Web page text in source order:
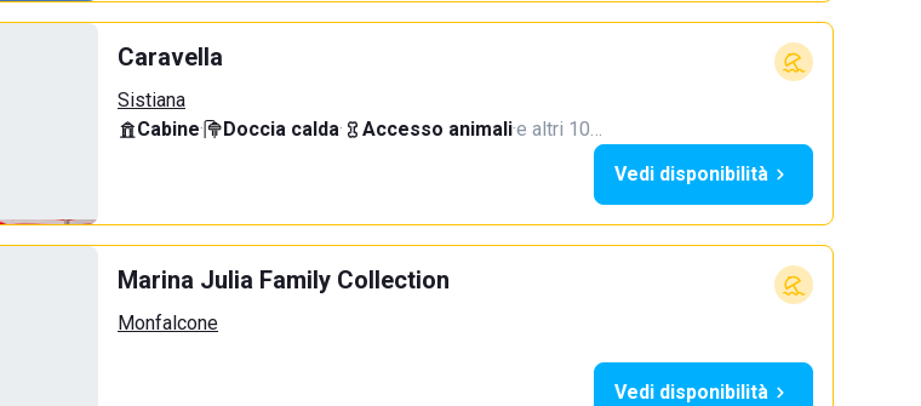
Caravella
Sistiana
Cabine· Doccia calda· Accesso animali·e altri 10…
Vedi disponibilità
Marina Julia Family Collection
Monfalcone
Vedi disponibilità